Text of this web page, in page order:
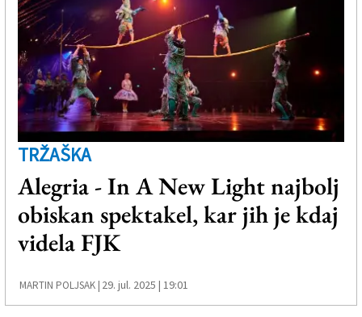
TRŽAŠKA
Alegria - In A New Light najbolj
obiskan spektakel, kar jih je kdaj
videla FJK
MARTIN POLJSAK | 29. jul. 2025 | 19:01